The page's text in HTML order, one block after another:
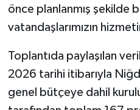
önce planlanmış şekilde
vatandaşlarımızın
Toplantıda paylaşılan
2026 tarihi itibarıyla
genel bütçeye dahil